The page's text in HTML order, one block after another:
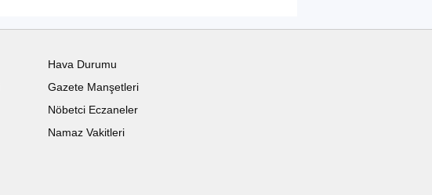
Hava Durumu
Gazete Manşetleri
Nöbetci Eczaneler
Namaz Vakitleri